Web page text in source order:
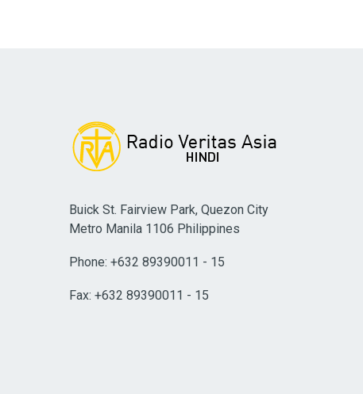
Buick St. Fairview Park, Quezon City
Metro Manila 1106 Philippines
Phone: +632 89390011 - 15
Fax: +632 89390011 - 15